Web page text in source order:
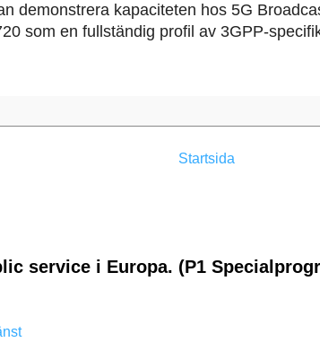
demonstrera kapaciteten hos 5G
som en fullständig profil av 3GPP-
Startsida
service i Europa. (P1